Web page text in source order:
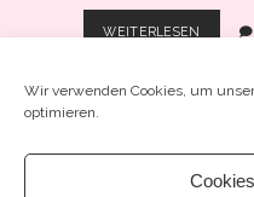
Wir verwenden Cookies, um
optimieren.
WEITERLESEN
NACH
WURDE